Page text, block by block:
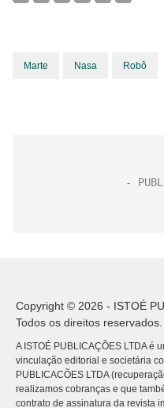
Marte Nasa Robô
Copyright © 2026 - ISTOÉ
Todos os direitos reservados.
A ISTOÉ PUBLICAÇÕES LTDA é
vinculação editorial e societária
PUBLICACÕES LTDA
realizamos cobranças e que
contrato de assinatura da revista